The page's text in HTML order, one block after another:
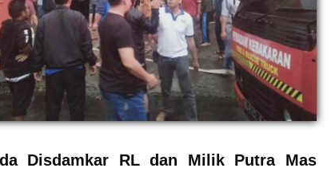
Disdamkar RL dan Milik Putra Mas